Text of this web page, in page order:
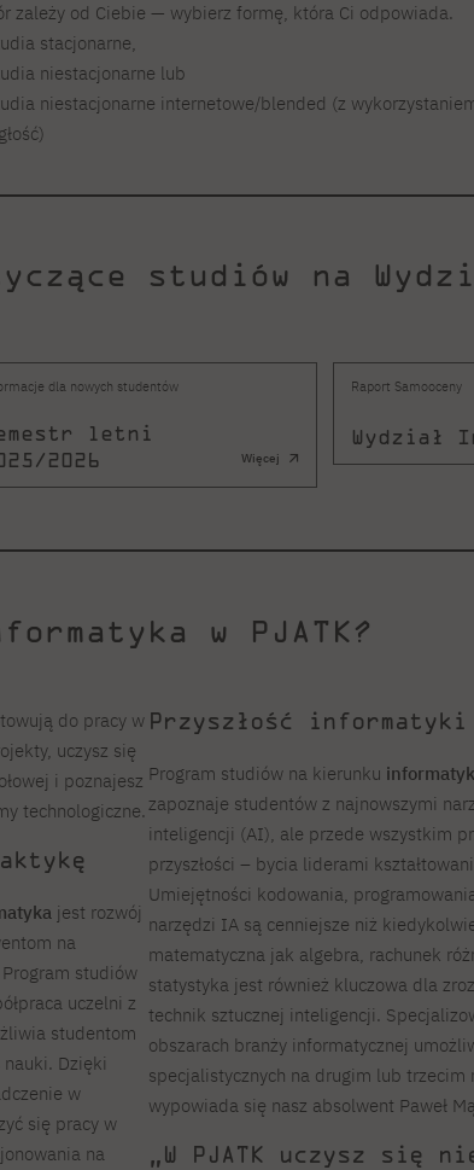
zależy od Ciebie — wybierz formę, która Ci odpowiada.
stacjonarne,
niestacjonarne lub
niestacjonarne internetowe/blended (z
studiów na
dla nowych studentów
letni
2026
Więcej
Raport Samooceny
Wydział
w PJATK?
do pracy w
uczysz się
i poznajesz
technologiczne.
jest rozwój
na
studiów
uczelni z
studentom
Dzięki
w
się pracy w
na
Przyszłość
Program studiów na kierunku
zapoznaje studentów z najnowszymi
inteligencji (AI), ale przede wszystkim
przyszłości – bycia liderami
Umiejętności kodowania,
narzędzi IA są cenniejsze niż
matematyczna jak algebra, rachunek
statystyka jest również kluczowa dla
technik sztucznej inteligencji.
obszarach branży informatycznej
specjalistycznych na drugim lub trzecim
wypowiada się nasz absolwent Paweł
„W PJATK uczysz się